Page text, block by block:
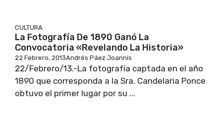
CULTURA
La Fotografía De 1890 Ganó La
Convocatoria «Revelando La Historia»
22 Febrero, 2013Andrés Páez Joannis
22/Febrero/13.-La fotografía captada en el año
1890 que corresponda a la Sra. Candelaria Ponce
obtuvo el primer lugar por su ...